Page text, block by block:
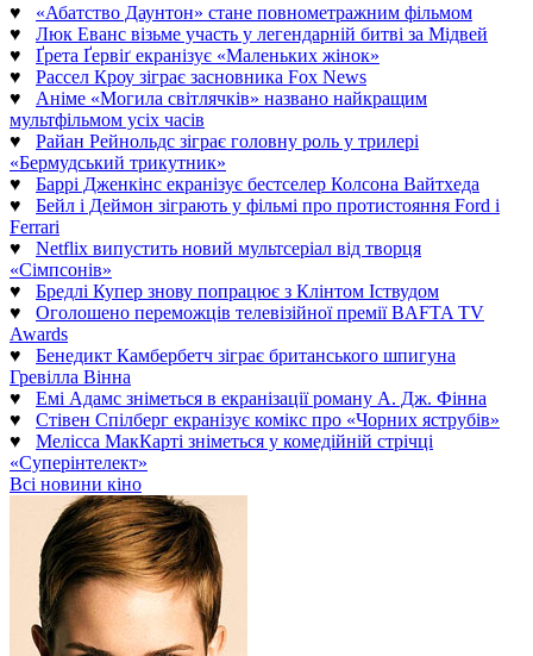
♥ «Абатство Даунтон» стане повнометражним фільмом
♥ Люк Еванс візьме участь у легендарній битві за Мідвей
♥ Ґрета Ґервіґ екранізує «Маленьких жінок»
♥ Рассел Кроу зіграє засновника Fox News
♥ Аніме «Могила світлячків» названо найкращим
мультфільмом усіх часів
♥ Райан Рейнольдс зіграє головну роль у трилері
«Бермудський трикутник»
♥ Баррі Дженкінс екранізує бестселер Колсона Вайтхеда
♥ Бейл і Деймон зіграють у фільмі про протистояння Ford і
Ferrari
♥ Netflix випустить новий мультсеріал від творця
«Сімпсонів»
♥ Бредлі Купер знову попрацює з Клінтом Іствудом
♥ Оголошено переможців телевізійної премії BAFTA TV
Awards
♥ Бенедикт Камбербетч зіграє британського шпигуна
Гревілла Вінна
♥ Емі Адамс зніметься в екранізації роману А. Дж. Фінна
♥ Стівен Спілберг екранізує комікс про «Чорних яструбів»
♥ Мелісса МакКарті зніметься у комедійній стрічці
«Суперінтелект»
Всі новини кіно